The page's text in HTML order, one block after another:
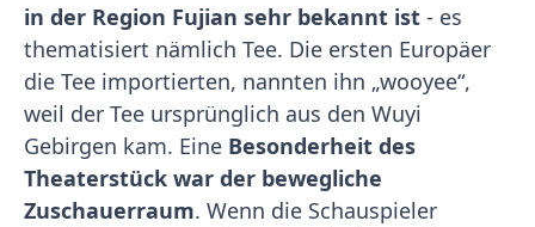
in der Region Fujian sehr bekannt ist - es
thematisiert nämlich Tee. Die ersten Europäer
die Tee importierten, nannten ihn „wooyee“,
weil der Tee ursprünglich aus den Wuyi
Gebirgen kam. Eine Besonderheit des
Theaterstück war der bewegliche
Zuschauerraum. Wenn die Schauspieler